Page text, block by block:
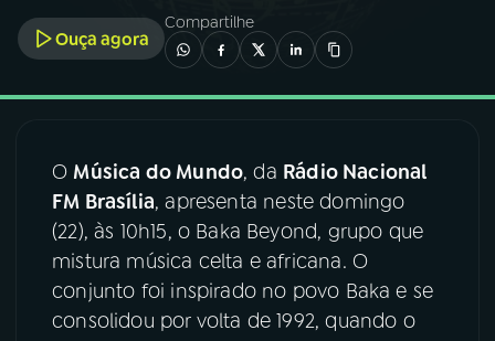
04 PROGRAMAS
05PODCASTS
Ouça agora
Compartilhe
O Música do Mundo, da Rádio Nacional
FM Brasília, apresenta neste domingo
(22), às 10h15, o Baka Beyond, grupo que
mistura música celta e africana. O
conjunto foi inspirado no povo Baka e se
consolidou por volta de 1992, quando o